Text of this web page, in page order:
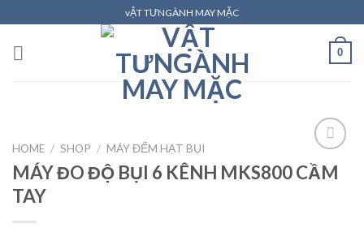
to
content
vẬT TƯNGÀNH MAY MẶC
0
HOME / SHOP / MÁY ĐẾM HẠT BỤI
MÁY ĐO ĐỘ BỤI 6 KÊNH MKS800 CẦM
TAY